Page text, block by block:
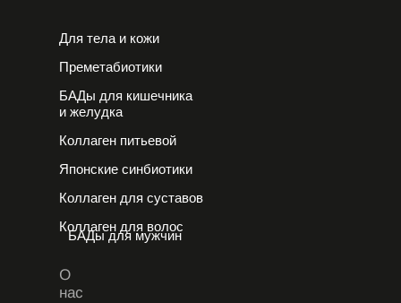
О
нас
Для тела и кожи
Преметабиотики
БАДы для кишечника
и желудка
Коллаген питьевой
Японские cинбиотики
Коллаген для суставов
Коллаген для волос
БАДы для мужчин